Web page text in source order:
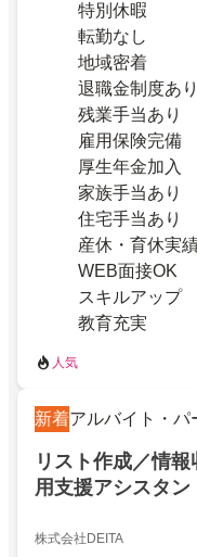
特別休暇
転勤なし
地域密着
退職金制度あり
残業手当あり
雇用保険完備
厚生年金加入
家族手当あり
住宅手当あり
産休・育休実
WEB面接OK
スキルアップ
教育充実
人気
新着アルバイト・パ
リスト作成／情
用支援アシスタ
株式会社DEITA